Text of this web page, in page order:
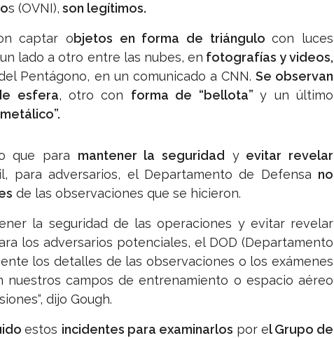
s (OVNI), son legítimos.
captar objetos en forma de triángulocon luces
lado a otro entre las nubes, en fotografías y videos,
Pentágono, en un comunicado a CNN. Se observan
esfera, otro con forma de “bellota”y un último
que para mantener la seguridad yevitar revelar
para adversarios, el Departamento de Defensa no
de las observaciones que se hicieron.
la seguridad de las operaciones y evitar revelar
los adversarios potenciales, el DOD (Departamento
los detalles de las observaciones o los exámenes
nuestros campos de entrenamiento o espacio aéreo
dijo Gough.
estos incidentes para examinarlos por el Grupo de